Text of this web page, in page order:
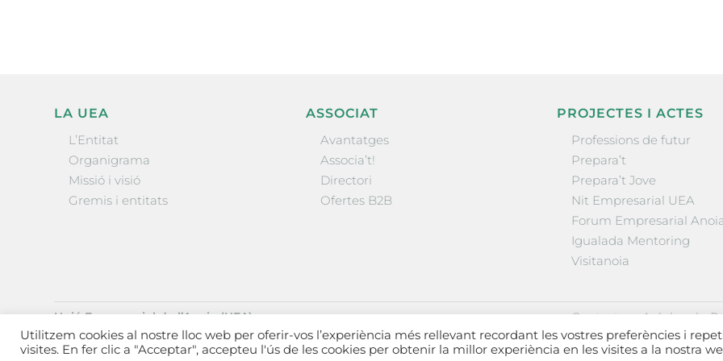
LA UEA
L’Entitat
Organigrama
Missió i visió
Gremis i entitats
ASSOCIAT
Avantatges
Associa’t!
Directori
Ofertes B2B
PROJECTES I ACTES
Professions de futur
Prepara’t
Prepara’t Jove
Nit Empresarial UEA
Forum Empresarial
Igualada Mentoring
Visitanoia
Unió Empresarial de l’Anoia (UEA)
Ctra. de Manresa, 131, 08700 – Igualada(Barcelona)
Tel 93 805 22 92
Contactar·Avís legal·
Utilitzem cookies al nostre lloc web per oferir-vos l’experiència més rellevant recordant les vostres preferències i
visites. En fer clic a "Acceptar", accepteu l'ús de les cookies per obtenir la millor experiència en les visites a la nostra